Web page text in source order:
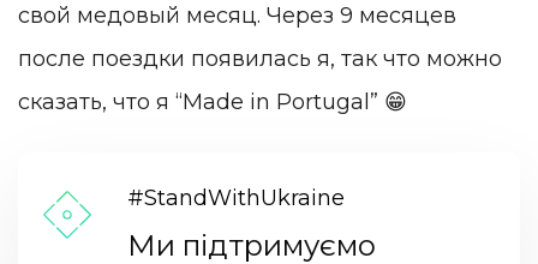
свой медовый месяц. Через 9 месяцев
после поездки появилась я, так что можно
сказать, что я “Made in Portugal” 😁
#StandWithUkraine
Ми підтримуємо